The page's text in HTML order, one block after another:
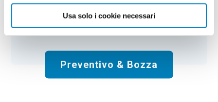
Usa solo i cookie necessari
Spese di spedizione: Gratis
Totale: €199.00+ IVA
Preventivo & Bozza